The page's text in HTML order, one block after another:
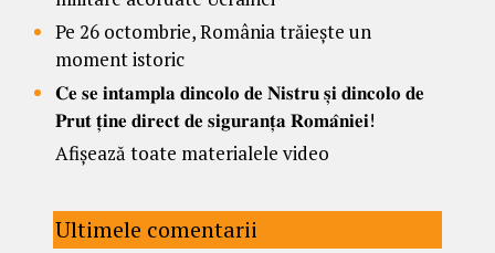
Pe 26 octombrie, România trăiește un
moment istoric
𝐂𝐞 𝐬𝐞 𝐢𝐧𝐭𝐚𝐦𝐩𝐥𝐚 𝐝𝐢𝐧𝐜𝐨𝐥𝐨 𝐝𝐞 𝐍𝐢𝐬𝐭𝐫𝐮 𝐬̦𝐢 𝐝𝐢𝐧𝐜𝐨𝐥𝐨 𝐝𝐞
𝐏𝐫𝐮𝐭 𝐭̦𝐢𝐧𝐞 𝐝𝐢𝐫𝐞𝐜𝐭 𝐝𝐞 𝐬𝐢𝐠𝐮𝐫𝐚𝐧𝐭̦𝐚 𝐑𝐨𝐦𝐚̂𝐧𝐢𝐞𝐢!
Afișează toate materialele video
Ultimele comentarii